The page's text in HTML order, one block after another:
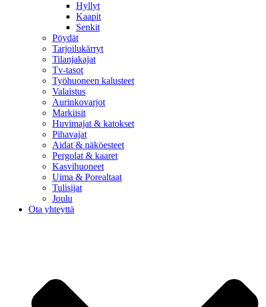
Hyllyt
Kaapit
Senkit
Pöydät
Tarjoilukärryt
Tilanjakajat
Tv-tasot
Työhuoneen kalusteet
Valaistus
Aurinkovarjot
Markiisit
Huvimajat & katokset
Pihavajat
Aidat & näköesteet
Pergolat & kaaret
Kasvihuoneet
Uima & Porealtaat
Tulisijat
Joulu
Ota yhteyttä